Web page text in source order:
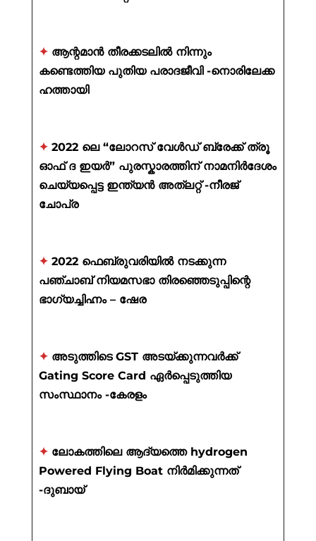
✦ ആന്റമാൻ തീരക്കടലിൽ നിന്നും
കണ്ടെത്തിയ പുതിയ പരാദജീവി -നൊരിലേക്ക
ഹത്തായി
✦ 2022 ലെ “ലോറസ് വേൾഡ് ബ്രേക്ക് ത്രൂ
ഓഫ് ദ ഇയർ” പുരസ്കാരത്തിന് നാമനിർദേശം
ചെയ്യപ്പെട്ട ഇന്ത്യൻ അത്ലറ്റ് -നീരജ്
ചോപ്ര
✦ 2022 ഫെബ്രുവരിയിൽ നടക്കുന്ന
പഞ്ചാബ് നിയമസഭാ തിരഞ്ഞെടുപ്പിന്റെ
ഭാഗ്യച്ചിഹ്നം – ഷേര
✦ അടുത്തിടെ GST അടയ്ക്കുന്നവർക്ക്
Gating Score Card ഏർപ്പെടുത്തിയ
സംസ്ഥാനം -കേരളം
✦ ലോകത്തിലെ ആദ്യത്തെ hydrogen
Powered Flying Boat നിർമിക്കുന്നത്
-ദുബായ്